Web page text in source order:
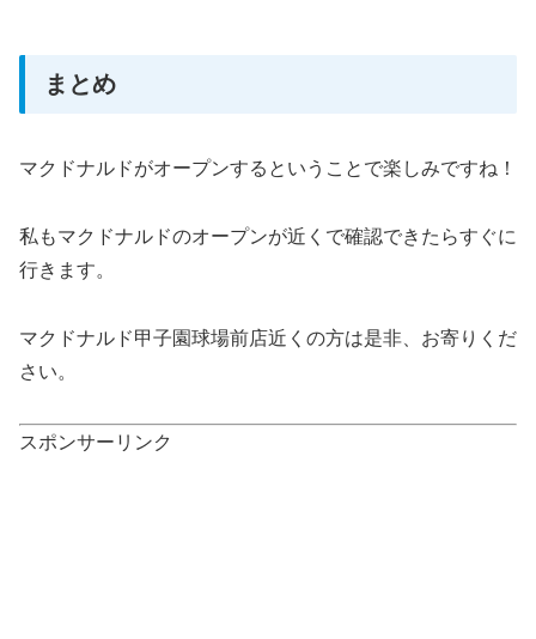
まとめ
マクドナルドがオープンするということで楽しみですね！
私もマクドナルドのオープンが近くで確認できたらすぐに
行きます。
マクドナルド甲子園球場前店近くの方は是非、お寄りくだ
さい。
スポンサーリンク